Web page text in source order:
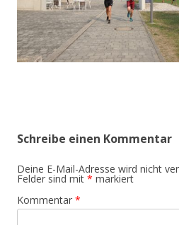
Schreibe einen Kommentar
Deine E-Mail-Adresse wird nicht
Felder sind mit * markiert
Kommentar *